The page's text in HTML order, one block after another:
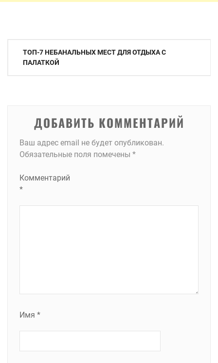
Навигация
ТОП-7 НЕБАНАЛЬНЫХ МЕСТ ДЛЯ ОТДЫХА С
ПАЛАТКОЙ
ДОБАВИТЬ КОММЕНТАРИЙ
Ваш адрес email не будет опубликован.
Обязательные поля помечены *
Комментарий
*
Имя *